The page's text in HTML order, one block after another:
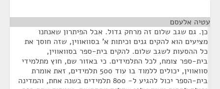
עטיה אלעסם
כן. גם שגב שלום זה מרחק גדול. אבל הפיתרון שאנחנו
מציעים הוא להקים גנים וכיתות א' בסוואווין, שזה חוסך את
כל ההסעות לשגב שלום. להקים בית-ספר בסוואווין,
בית-ספר צומח, לכל התלמידים. כי באזור שם, חוץ מתלמידי
סוואווין, יכולים ללמוד בו עוד 500 תלמידים, זאת אומרת
בית-הספר יכול להגיע ל- 800 תלמידים בשנה אחת, והמדינה